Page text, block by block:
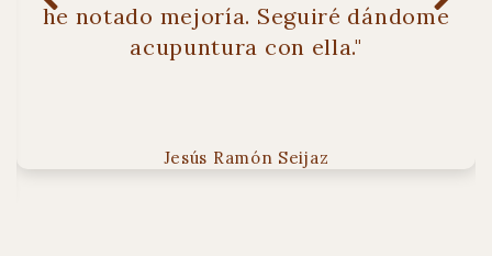
he notado mejoría. Seguiré dándome
acupuntura con ella."
Jesús Ramón Seijaz